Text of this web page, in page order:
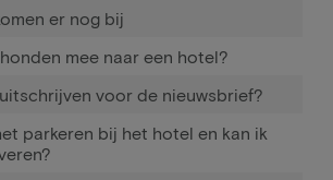
er nog bij
mee naar een hotel?
voor de nieuwsbrief?
parkeren bij het hotel en kan ik